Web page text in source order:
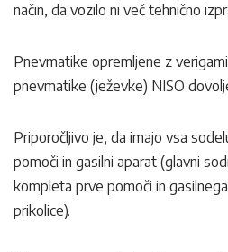
način, da vozilo ni več tehnično
Pnevmatike opremljene z
pnevmatike (ježevke) NISO
Priporočljivo je, da imajo vsa
pomoči in gasilni aparat (glavni
kompleta prve pomoči in
prikolice).